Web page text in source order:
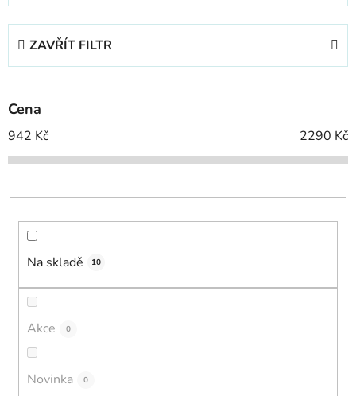
z
p
r
o
d
k
t
ZAVŘÍT FILTR
Cena
942 Kč 2290 Kč
Na skladě 10
Akce 0
Novinka 0